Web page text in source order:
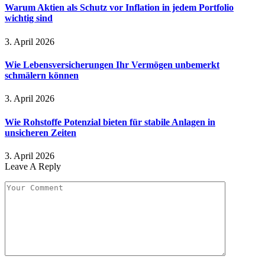
Warum Aktien als Schutz vor Inflation in jedem Portfolio
wichtig sind
3. April 2026
Wie Lebensversicherungen Ihr Vermögen unbemerkt
schmälern können
3. April 2026
Wie Rohstoffe Potenzial bieten für stabile Anlagen in
unsicheren Zeiten
3. April 2026
Leave A Reply